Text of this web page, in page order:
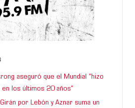
aseguró que el Mundial “hizo
en los últimos 20 años”
por Lebón y Aznar suma un